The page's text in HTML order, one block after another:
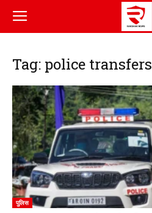
Tag: police transfers
पुलिस